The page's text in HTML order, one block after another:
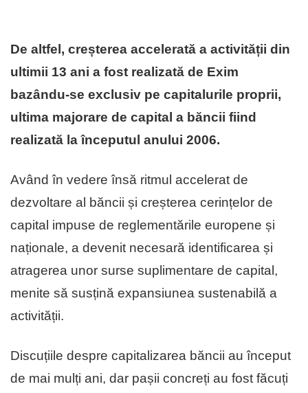
De altfel, creșterea accelerată a activității din
ultimii 13 ani a fost realizată de Exim
bazându-se exclusiv pe capitalurile proprii,
ultima majorare de capital a băncii fiind
realizată la începutul anului 2006.
Având în vedere însă ritmul accelerat de
dezvoltare al băncii și creșterea cerințelor de
capital impuse de reglementările europene și
naționale, a devenit necesară identificarea și
atragerea unor surse suplimentare de capital,
menite să susțină expansiunea sustenabilă a
activității.
Discuțiile despre capitalizarea băncii au început
de mai mulți ani, dar pașii concreți au fost făcuți